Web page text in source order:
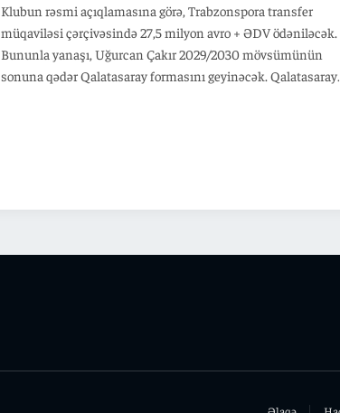
Klubun rəsmi açıqlamasına görə, Trabzonspora transfer
müqaviləsi çərçivəsində 27,5 milyon avro + ƏDV ödəniləcək.
Bununla yanaşı, Uğurcan Çakır 2029/2030 mövsümünün
sonuna qədər Qalatasaray formasını geyinəcək. Qalatasaray